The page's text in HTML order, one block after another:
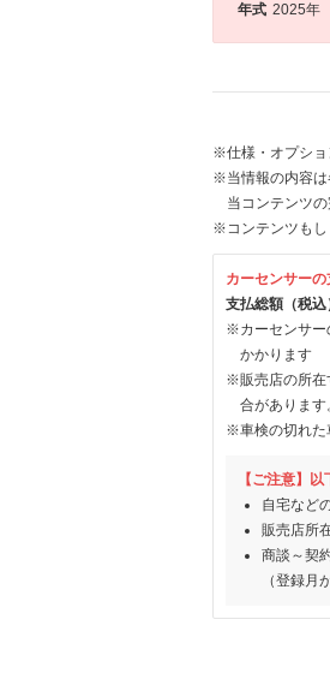
年式 2025年
※仕様・オプショ
※当情報の内容は
当コンテンツ
※コンテンツもし
カーセンサー
支払総額（税込
※カーセンサー
かかります
※販売店の所在
合がありま
※車検の切れた
【ご注意】
自宅など
販売店所
商談～契
（登録月